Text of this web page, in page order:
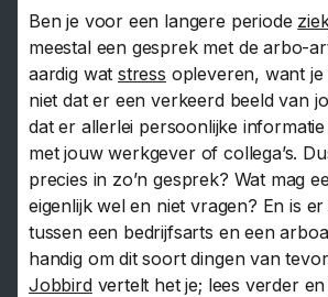
Ben je voor een langere periode
meestal een gesprek met de arbo-
aardig watstress opleveren, want
niet dat er een verkeerd beeld van
dat er allerlei persoonlijke
met jouw werkgever of collega’s.
precies in zo’n gesprek? Wat mag
eigenlijk wel en niet vragen? En is
tussen een bedrijfsarts en een
handig om dit soort dingen van
Jobbirdvertelt het je; lees verder